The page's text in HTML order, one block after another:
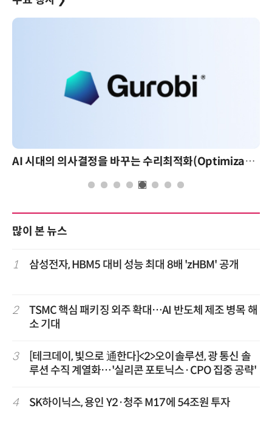
AI 시대의 의사결정을 바꾸는 수리최적화(Optimization): 실제 산업 적용 사례와 활용 전략
많이 본 뉴스
1 삼성전자, HBM5 대비 성능 최대 8배 'zHBM' 공개
2
TSMC 핵심 패키징 외주 확대…AI 반도체 제조 병목 해
소 기대
3
[테크데이, 빛으로 通한다]<2>오이솔루션, 광 통신 솔
루션 수직 계열화…'실리콘 포토닉스·CPO 집중 공략'
4 SK하이닉스, 용인 Y2·청주 M17에 54조원 투자